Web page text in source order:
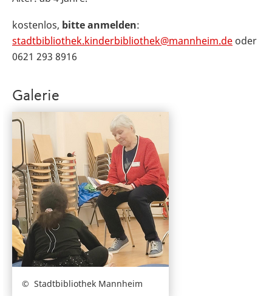
kostenlos, bitte anmelden:
stadtbibliothek.kinderbibliothek@mannheim.de oder
0621 293 8916
Galerie
Stadtbibliothek Mannheim